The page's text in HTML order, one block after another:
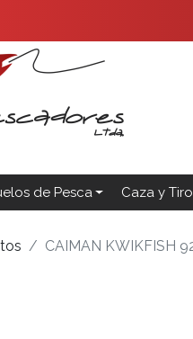
de Pesca Caza y Tiro
CAIMAN KWIKFISH